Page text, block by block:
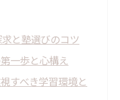
と塾選びのコツ
一歩と心構え
すべき学習環境と